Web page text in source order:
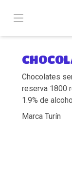
Chocolates
reserva 1800
1.9% de
Marca Turín